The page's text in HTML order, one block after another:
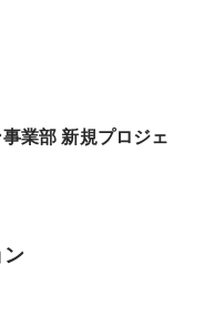
業部 新規プロジェ